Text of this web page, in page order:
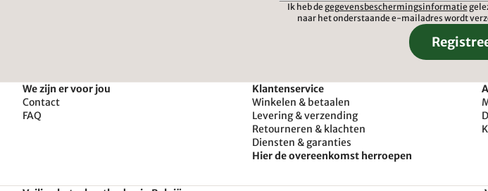
Ik heb de gegevensbeschermingsinformatie
naar het onderstaande e-mailadres wordt
We zijn er voor jou
Contact
FAQ
Klantenservice
Winkelen & betaalen
Levering & verzending
Retourneren & klachten
Diensten & garanties
Hier de overeenkomst herroepen